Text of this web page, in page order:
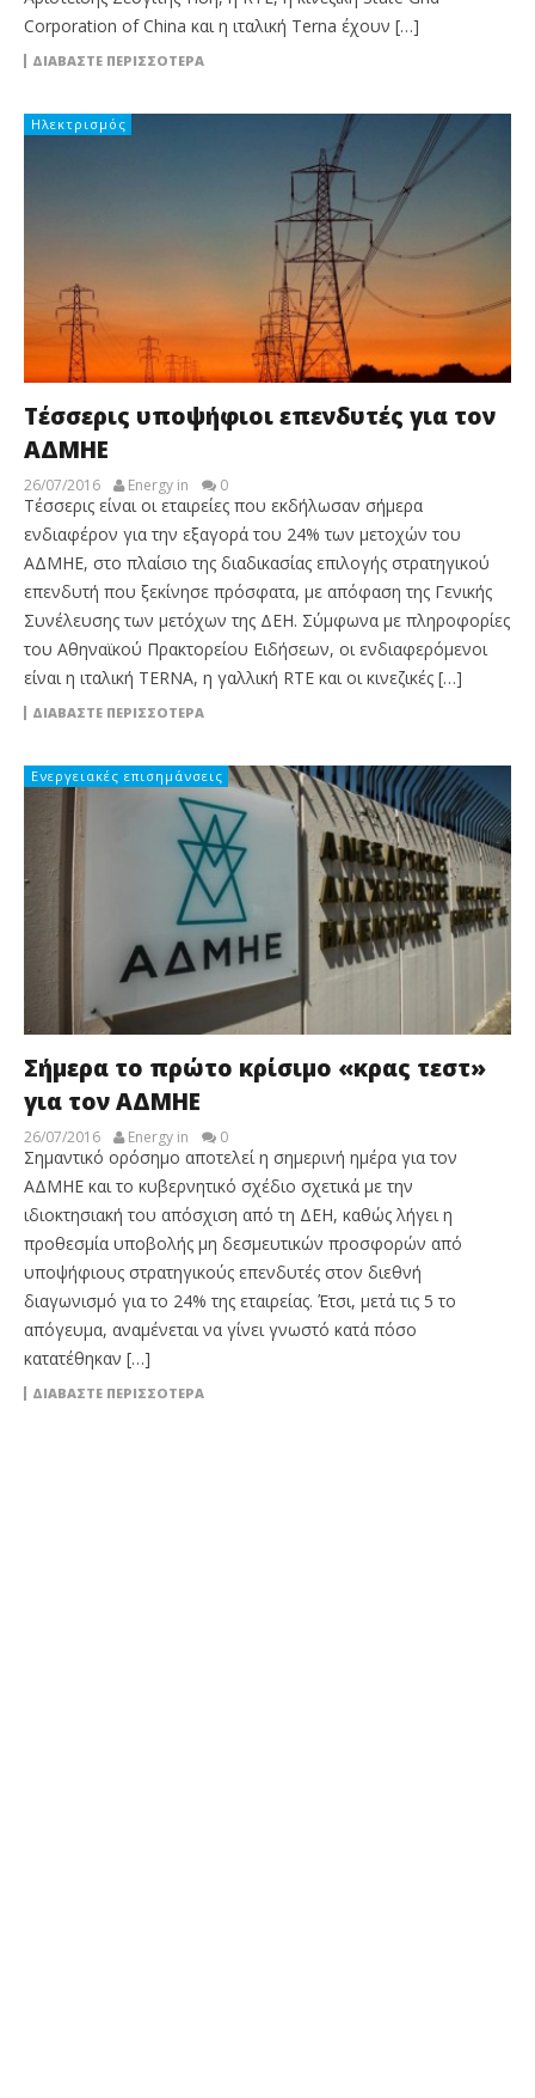
Corporation of China και η ιταλική Τerna έχουν […]
ΔΙΑΒΆΣΤΕ ΠΕΡΙΣΣΌΤΕΡΑ
Ηλεκτρισμός
Τέσσερις υποψήφιοι επενδυτές για τον
ΑΔΜΗΕ
26/07/2016 Energy in 0
Τέσσερις είναι οι εταιρείες που εκδήλωσαν σήμερα
ενδιαφέρον για την εξαγορά του 24% των μετοχών του
ΑΔΜΗΕ, στο πλαίσιο της διαδικασίας επιλογής στρατηγικού
επενδυτή που ξεκίνησε πρόσφατα, με απόφαση της Γενικής
Συνέλευσης των μετόχων της ΔΕΗ. Σύμφωνα με πληροφορίες
του Αθηναϊκού Πρακτορείου Ειδήσεων, οι ενδιαφερόμενοι
είναι η ιταλική TERNA, η γαλλική RTE και oι κινεζικές […]
ΔΙΑΒΆΣΤΕ ΠΕΡΙΣΣΌΤΕΡΑ
Ενεργειακές επισημάνσεις
Σήμερα το πρώτο κρίσιμο «κρας τεστ»
για τον ΑΔΜΗΕ
26/07/2016 Energy in 0
Σημαντικό ορόσημο αποτελεί η σημερινή ημέρα για τον
ΑΔΜΗΕ και το κυβερνητικό σχέδιο σχετικά με την
ιδιοκτησιακή του απόσχιση από τη ΔΕΗ, καθώς λήγει η
προθεσμία υποβολής μη δεσμευτικών προσφορών από
υποψήφιους στρατηγικούς επενδυτές στον διεθνή
διαγωνισμό για το 24% της εταιρείας. Έτσι, μετά τις 5 το
απόγευμα, αναμένεται να γίνει γνωστό κατά πόσο
κατατέθηκαν […]
ΔΙΑΒΆΣΤΕ ΠΕΡΙΣΣΌΤΕΡΑ